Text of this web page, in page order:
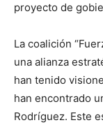
proyecto de
La coalición
una alianza
han tenido
han encontrado
Rodríguez. Este